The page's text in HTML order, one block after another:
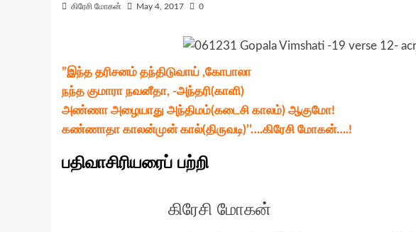
கிரேசி மோகன் May 4, 2017 0
”இந்த தரிசனம் தந்திடுவாய் ,கோபாலா
நந்த குமாரா நவனீதா, -அந்தரி(காளி)
அண்ணா அழையாது அந்திமம்(கடைசி காலம்) ஆகுமோ!
கண்ணாதா காலன்முன் கால்(திருவடி)’’….கிரேசி மோகன்….!
பதிவாசிரியரைப் பற்றி
கிரேசி மோகன்